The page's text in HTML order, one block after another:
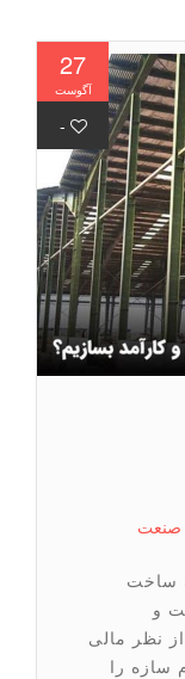
27
آگوست
-